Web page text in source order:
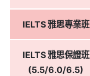
IELTS 雅思專業班
IELTS 雅思保證班
(5.5/6.0/6.5)